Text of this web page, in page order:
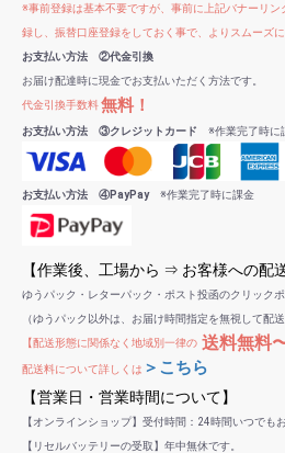
※事前登録は基本不要ですが、事前に上記バナーリ
録し、振替口座登録をしておく事で、よりスムーズに
お支払い方法 ②代金引換
お届け配達時に現金でお支払いただく方法です。
代金引換手数料無料！
お支払い方法 ③クレジットカード ※作業完了時に
お支払い方法 ④PayPay※作業完了時に課金
【作業後、工場から ⇒ お客様への配
ゆうパック・レターパック・ポスト投函のクリックポ
（ゆうパック以外は、お届け時間指定を無視して配送
【配送形態に関係なく地域別一律の 送料無料
配送料について詳しくは ＞こちら
【営業日・営業時間について】
【オンラインショップ】受付時間：24時間いつでも
【リセルバッテリーの受取】年中無休です。